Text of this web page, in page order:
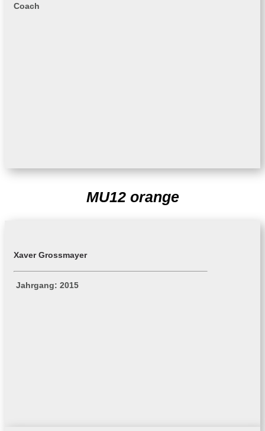
Coach
MU12 orange
Xaver Grossmayer
Jahrgang: 2015